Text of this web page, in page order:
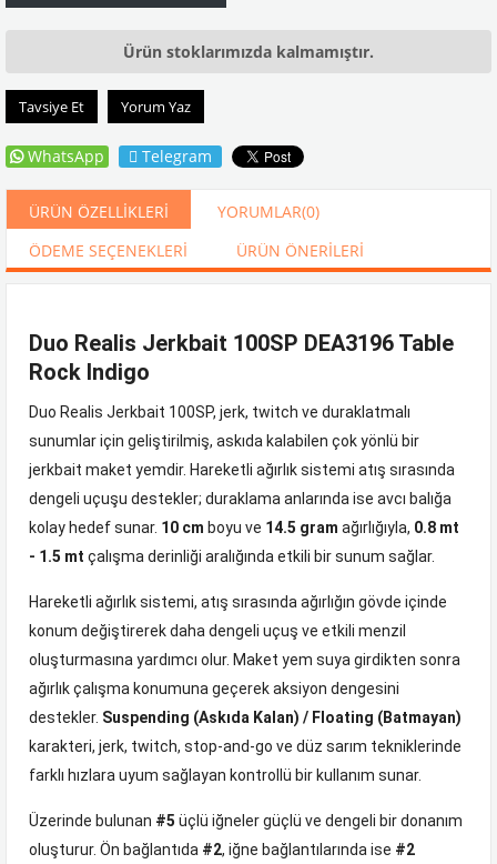
Ürün stoklarımızda kalmamıştır.
Tavsiye Et Yorum Yaz
WhatsApp Telegram
ÜRÜN ÖZELLIKLERI YORUMLAR(0)
ÖDEME SEÇENEKLERI
ÜRÜN ÖNERILERI
Duo Realis Jerkbait 100SP DEA3196 Table
Rock Indigo
Duo Realis Jerkbait 100SP, jerk, twitch ve duraklatmalı
sunumlar için geliştirilmiş, askıda kalabilen çok yönlü bir
jerkbait maket yemdir. Hareketli ağırlık sistemi atış sırasında
dengeli uçuşu destekler; duraklama anlarında ise avcı balığa
kolay hedef sunar. 10 cm boyu ve 14.5 gram ağırlığıyla, 0.8 mt
- 1.5 mt çalışma derinliği aralığında etkili bir sunum sağlar.
Hareketli ağırlık sistemi, atış sırasında ağırlığın gövde içinde
konum değiştirerek daha dengeli uçuş ve etkili menzil
oluşturmasına yardımcı olur. Maket yem suya girdikten sonra
ağırlık çalışma konumuna geçerek aksiyon dengesini
destekler. Suspending (Askıda Kalan) / Floating (Batmayan)
karakteri, jerk, twitch, stop-and-go ve düz sarım tekniklerinde
farklı hızlara uyum sağlayan kontrollü bir kullanım sunar.
Üzerinde bulunan #5 üçlü iğneler güçlü ve dengeli bir donanım
oluşturur. Ön bağlantıda #2, iğne bağlantılarında ise #2